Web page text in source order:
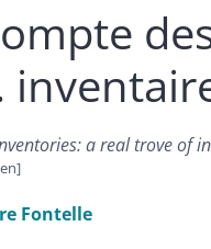
a real trove of
Fontelle